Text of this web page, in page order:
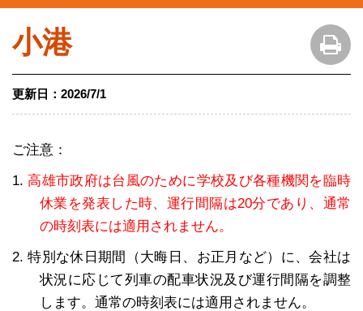
小港
更新日： 2026/7/1
ご注意：
1.高雄市政府は台風のために学校及び各種機関を臨時
休業を発表した時、運行間隔は20分であり、通常
の時刻表には適用されません。
2. 特別な休日期間（大晦日、お正月など）に、会社は
状況に応じて列車の配車状況及び運行間隔を調整
します。通常の時刻表には適用されません。